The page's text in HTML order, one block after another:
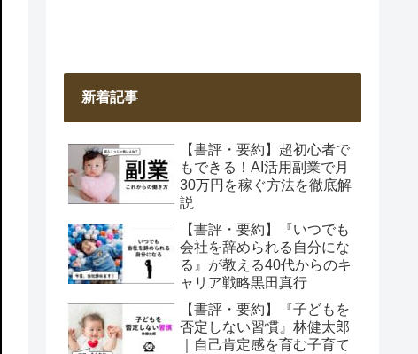
新着記事
【書評・要約】超初心者で
もできる！AI活用副業で月
30万円を稼ぐ方法を徹底解
説
【書評・要約】『いつでも
会社を辞められる自分にな
る』が教える40代からのキ
ャリア戦略黒田真行
【書評・要約】『子どもを
否定しない習慣』林健太郎
｜自己肯定感を育む子育て